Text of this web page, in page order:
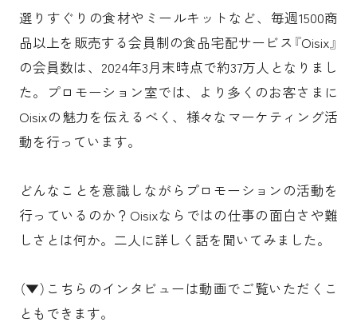
選りすぐりの食材やミールキットなど、毎週1500商
品以上を販売する会員制の食品宅配サービス『Oisix』
の会員数は、2024年3月末時点で約37万人となりまし
た。プロモーション室では、より多くのお客さまに
Oisixの魅力を伝えるべく、様々なマーケティング活
動を行っています。
どんなことを意識しながらプロモーションの活動を
行っているのか？Oisixならではの仕事の面白さや難
しさとは何か。二人に詳しく話を聞いてみました。
（▼）こちらのインタビューは動画でご覧いただくこ
ともできます。